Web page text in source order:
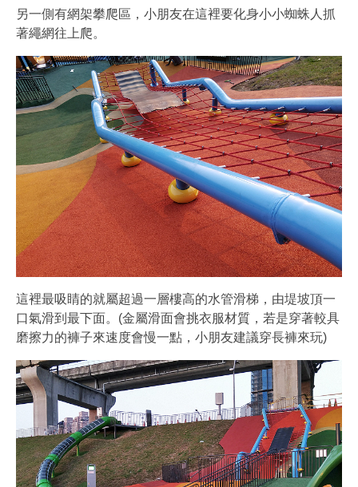
另一側有網架攀爬區，小朋友在這裡要化身小小蜘蛛人抓
著繩網往上爬。
這裡最吸睛的就屬超過一層樓高的水管滑梯，由堤坡頂一
口氣滑到最下面。(金屬滑面會挑衣服材質，若是穿著較具
磨擦力的褲子來速度會慢一點，小朋友建議穿長褲來玩)